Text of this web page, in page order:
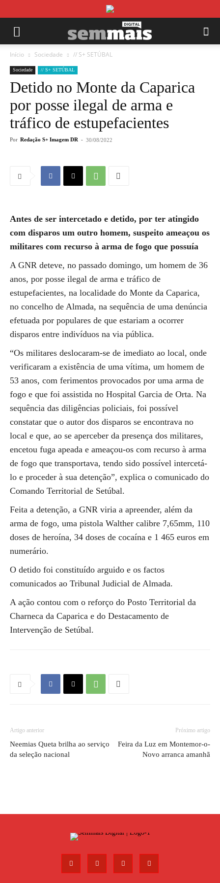
Início Sociedade // S+ SETÚBAL
Sociedade // S+ SETÚBAL
Detido no Monte da Caparica
por posse ilegal de arma e
tráfico de estupefacientes
Por Redação S+ Imagem DR - 30/08/2022
Antes de ser intercetado e detido, por ter atingido
com disparos um outro homem, suspeito ameaçou os
militares com recurso à arma de fogo que possuía
A GNR deteve, no passado domingo, um homem de 36
anos, por posse ilegal de arma e tráfico de
estupefacientes, na localidade do Monte da Caparica,
no concelho de Almada, na sequência de uma denúncia
efetuada por populares de que estariam a ocorrer
disparos entre indivíduos na via pública.
“Os militares deslocaram-se de imediato ao local, onde
verificaram a existência de uma vítima, um homem de
53 anos, com ferimentos provocados por uma arma de
fogo e que foi assistida no Hospital Garcia de Orta. Na
sequência das diligências policiais, foi possível
constatar que o autor dos disparos se encontrava no
local e que, ao se aperceber da presença dos militares,
encetou fuga apeada e ameaçou-os com recurso à arma
de fogo que transportava, tendo sido possível intercetá-
lo e proceder à sua detenção”, explica o comunicado do
Comando Territorial de Setúbal.
Feita a detenção, a GNR viria a apreender, além da
arma de fogo, uma pistola Walther calibre 7,65mm, 110
doses de heroína, 34 doses de cocaína e 1 465 euros em
numerário.
O detido foi constituído arguido e os factos
comunicados ao Tribunal Judicial de Almada.
A ação contou com o reforço do Posto Territorial da
Charneca da Caparica e do Destacamento de
Intervenção de Setúbal.
Artigo anterior
Neemias Queta brilha ao serviço
da seleção nacional
Próximo artigo
Feira da Luz em Montemor-o-
Novo arranca amanhã